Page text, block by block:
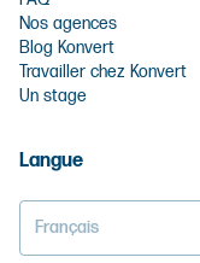
Nos agences
Blog Konvert
Travailler chez Konvert
Un stage
Langue
Français